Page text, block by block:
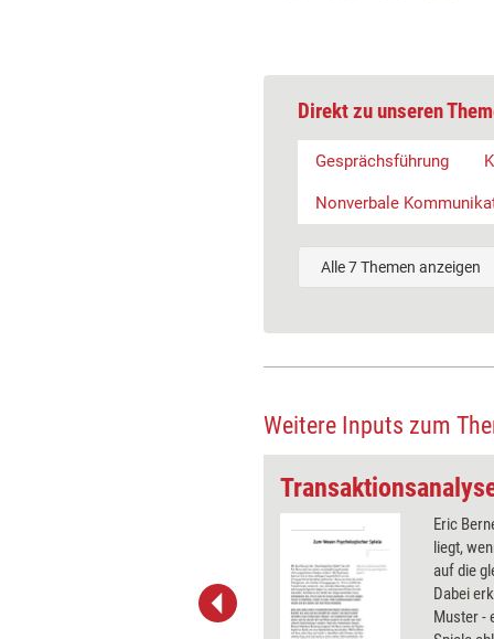
Direkt zu unseren
Gesprächsführung
Nonverbale
Alle 7 Themen anzeigen
Weitere Inputs zum
Eric
liegt,
auf die
Dabei
Muster -